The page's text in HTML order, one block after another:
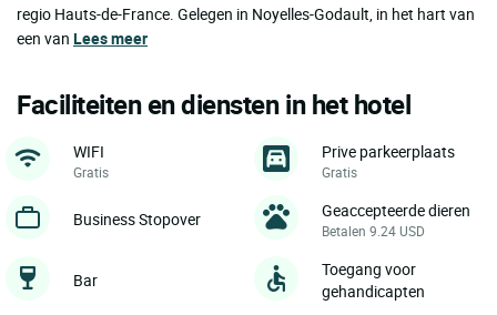
regio Hauts-de-France. Gelegen in Noyelles-Godault, in het hart van
een van Lees meer
Faciliteiten en diensten in het hotel
WIFI
Gratis
Prive parkeerplaats
Gratis
Business Stopover Geaccepteerde dieren
Betalen 9.24 USD
Bar
Toegang voor
gehandicapten